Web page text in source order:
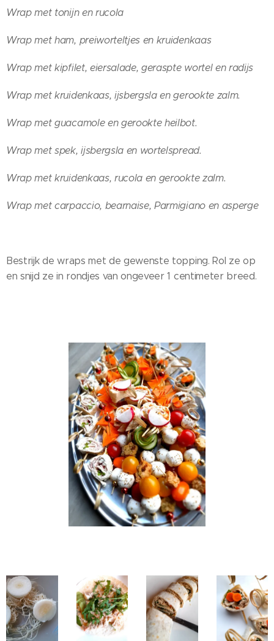
Wrap met tonijn en rucola
Wrap met ham, preiworteltjes en kruidenkaas
Wrap met kipfilet, eiersalade, geraspte wortel en radijs
Wrap met kruidenkaas, ijsbergsla en gerookte zalm.
Wrap met guacamole en gerookte heilbot.
Wrap met spek, ijsbergsla en wortelspread.
Wrap met kruidenkaas, rucola en gerookte zalm.
Wrap met carpaccio, bearnaise, Parmigiano en asperge
Bestrijk de wraps met de gewenste topping. Rol ze op
en snijd ze in rondjes van ongeveer 1 centimeter breed.